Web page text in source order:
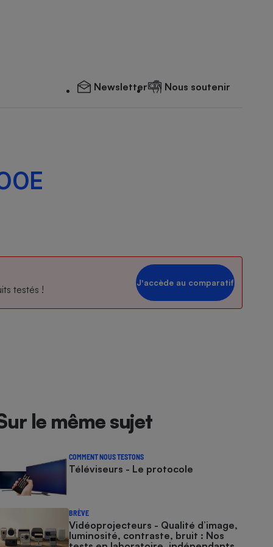
Newsletter Nous soutenir
testés !
Jʼaccède au comparatif
le même sujet
COMMENT NOUS TESTONS
Téléviseurs - Le protocole
BRÈVE
Vidéoprojecteurs - Qualité d’image,
luminosité, contraste, bruit : Nos